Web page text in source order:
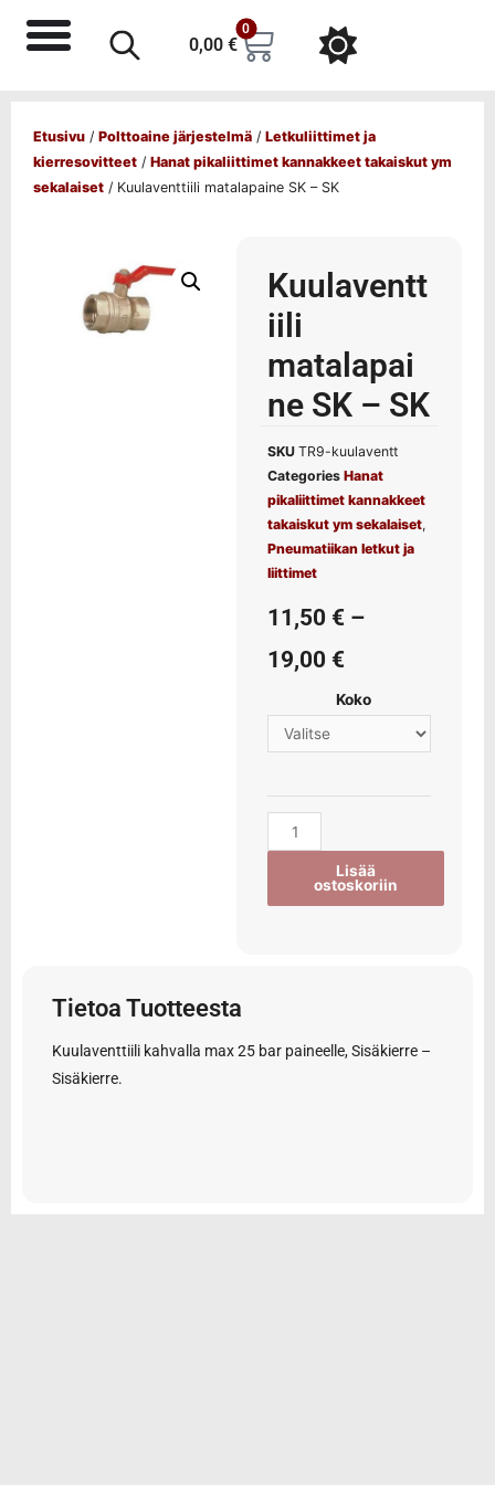
0,00 €
0
Etusivu / Polttoaine järjestelmä / Letkuliittimet ja
kierresovitteet / Hanat pikaliittimet kannakkeet takaiskut ym
sekalaiset / Kuulaventtiili matalapaine SK – SK
Kuulaventt
iili
matalapai
ne SK – SK
SKU TR9-kuulaventt
Categories Hanat
pikaliittimet kannakkeet
takaiskut ym sekalaiset,
Pneumatiikan letkut ja
liittimet
11,50 € –
19,00 €
Koko
Lisää
ostoskoriin
Tietoa Tuotteesta
Kuulaventtiili kahvalla max 25 bar paineelle, Sisäkierre –
Sisäkierre.